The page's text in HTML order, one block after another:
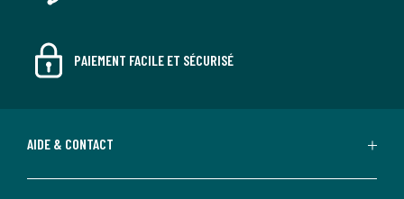
PAIEMENT FACILE ET SÉCURISÉ
AIDE & CONTACT